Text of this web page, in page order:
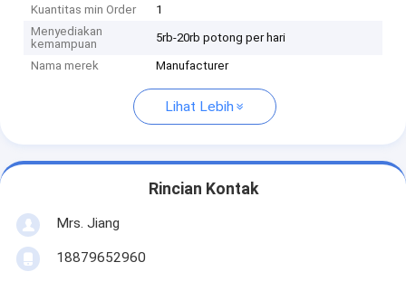
Kuantitas min Order
1
Menyediakan
kemampuan
5rb-20rb potong per hari
Nama merek Manufacturer
Lihat Lebih
Rincian Kontak
Mrs. Jiang
18879652960